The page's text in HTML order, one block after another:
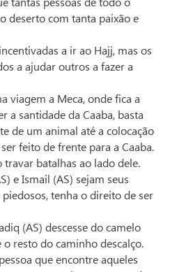
deserto com tanta paixão e
a ir ao Hajj, mas os
a ajudar outros a fazer a
viagem a Meca, onde fica a
a santidade da Caaba, basta
de um animal até a colocação
feito de frente para a Caaba.
batalhas ao lado dele.
e Ismail (AS) sejam seus
tenha o direito de ser
(AS) descesse do camelo
resto do caminho descalço.
que encontre aqueles